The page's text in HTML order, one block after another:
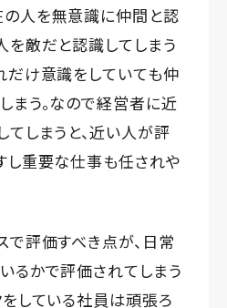
人を無意識に仲間と認
を敵だと認識してしまう
だけ意識をしていても仲
まう。なので経営者に近
てしまうと、近い人が評
し重要な仕事も任されや
で評価すべき点が、日常
るかで評価されてしまう
をしている社員は頑張ろ